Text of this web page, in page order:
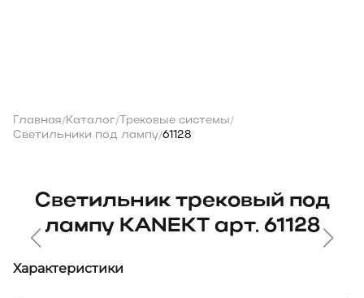
Главная/Каталог/ Трековые системы/
Светильники под лампу/61128
Светильник трековый под
лампу KANEKT арт. 61128
Характеристики